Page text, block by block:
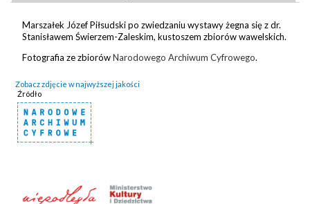
Marszałek Józef Piłsudski po zwiedzaniu wystawy żegna się z dr.
Stanisławem Świerzem-Zaleskim, kustoszem zbiorów wawelskich.
Fotografia ze zbiorówNarodowego Archiwum Cyfrowego.
Zobacz zdjęcie w najwyższej jakości
Źródło